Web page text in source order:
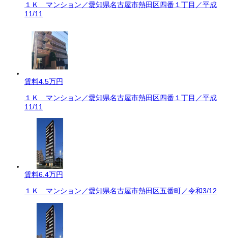
１Ｋ マンション／愛知県名古屋市熱田区四番１丁目／平成
11/11
賃料4.5万円
１Ｋ マンション／愛知県名古屋市熱田区四番１丁目／平成
11/11
賃料6.4万円
１Ｋ マンション／愛知県名古屋市熱田区五番町／令和3/12